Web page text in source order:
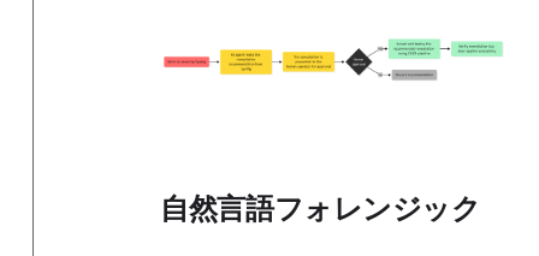
自然言語フォレンジック